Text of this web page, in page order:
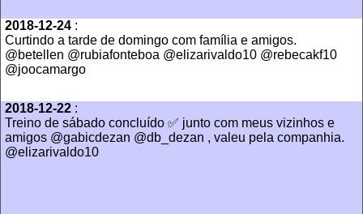
2018-12-24 :
Curtindo a tarde de domingo com família e amigos.
@betellen @rubiafonteboa @elizarivaldo10 @rebecakf10
@joocamargo
2018-12-22 :
Treino de sábado concluído ✅ junto com meus vizinhos e
amigos @gabicdezan @db_dezan , valeu pela companhia.
@elizarivaldo10